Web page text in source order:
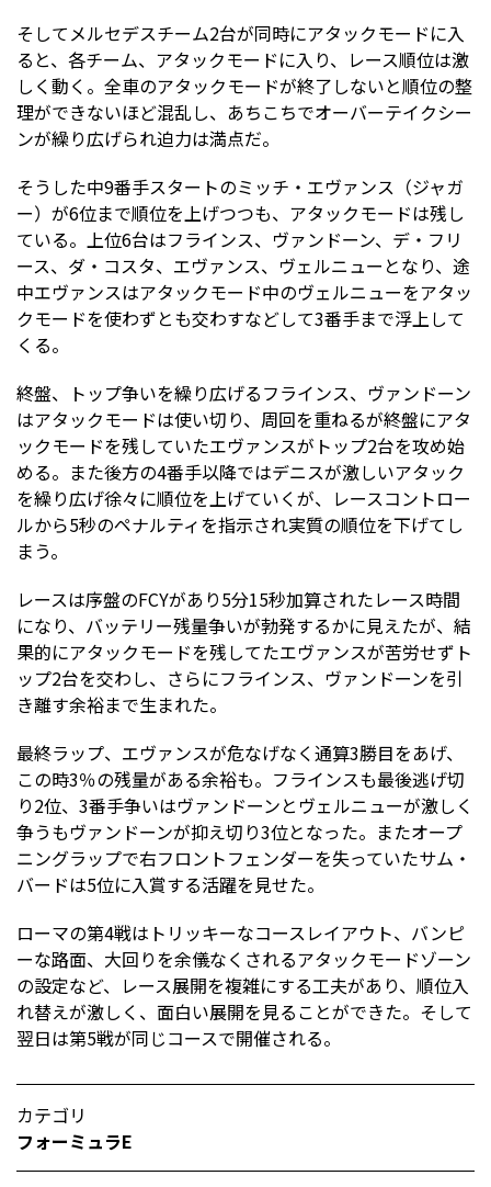
そしてメルセデスチーム2台が同時にアタックモードに入
ると、各チーム、アタックモードに入り、レース順位は激
しく動く。全車のアタックモードが終了しないと順位の整
理ができないほど混乱し、あちこちでオーバーテイクシー
ンが繰り広げられ迫力は満点だ。
そうした中9番手スタートのミッチ・エヴァンス（ジャガ
ー）が6位まで順位を上げつつも、アタックモードは残し
ている。上位6台はフラインス、ヴァンドーン、デ・フリ
ース、ダ・コスタ、エヴァンス、ヴェルニューとなり、途
中エヴァンスはアタックモード中のヴェルニューをアタッ
クモードを使わずとも交わすなどして3番手まで浮上して
くる。
終盤、トップ争いを繰り広げるフラインス、ヴァンドーン
はアタックモードは使い切り、周回を重ねるが終盤にアタ
ックモードを残していたエヴァンスがトップ2台を攻め始
める。また後方の4番手以降ではデニスが激しいアタック
を繰り広げ徐々に順位を上げていくが、レースコントロー
ルから5秒のペナルティを指示され実質の順位を下げてし
まう。
レースは序盤のFCYがあり5分15秒加算されたレース時間
になり、バッテリー残量争いが勃発するかに見えたが、結
果的にアタックモードを残してたエヴァンスが苦労せずト
ップ2台を交わし、さらにフラインス、ヴァンドーンを引
き離す余裕まで生まれた。
最終ラップ、エヴァンスが危なげなく通算3勝目をあげ、
この時3％の残量がある余裕も。フラインスも最後逃げ切
り2位、3番手争いはヴァンドーンとヴェルニューが激しく
争うもヴァンドーンが抑え切り3位となった。またオープ
ニングラップで右フロントフェンダーを失っていたサム・
バードは5位に入賞する活躍を見せた。
ローマの第4戦はトリッキーなコースレイアウト、バンピ
ーな路面、大回りを余儀なくされるアタックモードゾーン
の設定など、レース展開を複雑にする工夫があり、順位入
れ替えが激しく、面白い展開を見ることができた。そして
翌日は第5戦が同じコースで開催される。
カテゴリ
フォーミュラE